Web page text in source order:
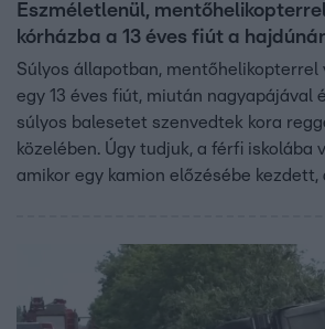
Eszméletlenül,
kórházba a 13 éves fiút a
Súlyos állapotban, mentőhelikopterrel
egy 13 éves fiút, miután nagyapájával
súlyos balesetet szenvedtek kora
közelében. Úgy tudjuk, a férfi iskolába
amikor egy kamion előzésébe
ütköztek és felborultak. A nagyapa és
könnyebben sérült meg.